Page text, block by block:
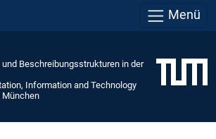
Menü
Beschreibungsstrukturen in der
Information and Technology
München